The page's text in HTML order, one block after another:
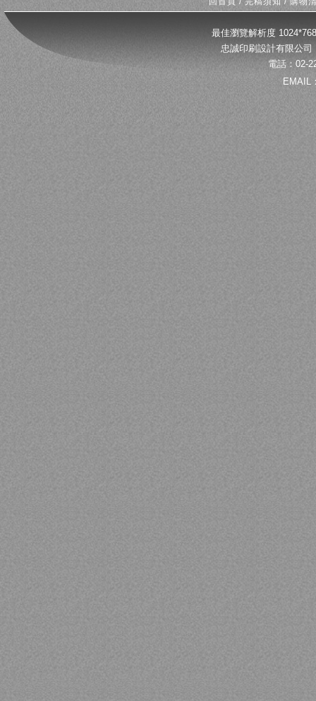
最佳瀏覽解析度
忠誠印刷設計有限公
電話：02-
EMAIL